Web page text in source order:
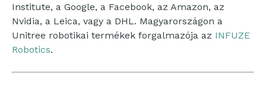
Institute, a Google, a Facebook, az Amazon, az
Nvidia, a Leica, vagy a DHL. Magyarországon a
Unitree robotikai termékek forgalmazója az INFUZE
Robotics.